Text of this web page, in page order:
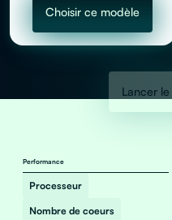
Choisir ce modèle
Lancer
Performance
Processeur
Nombre de coeurs